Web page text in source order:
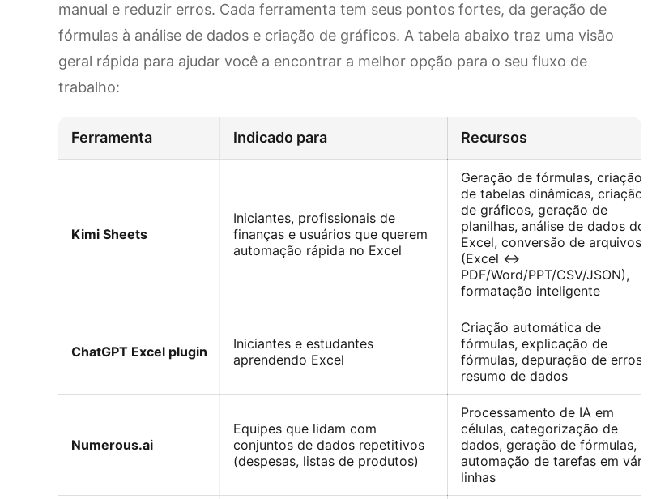
manual e reduzir erros. Cada ferramenta tem seus pontos fortes, da geração de
fórmulas à análise de dados e criação de gráficos. A tabela abaixo traz uma visão
geral rápida para ajudar você a encontrar a melhor opção para o seu fluxo de
trabalho:
Ferramenta Indicado para Recursos
Kimi Sheets
Iniciantes, profissionais de
finanças e usuários que querem
automação rápida no Excel
Geração de fórmulas, criação
de tabelas dinâmicas, criação
de gráficos, geração de
planilhas, análise de dados do
Excel, conversão de arquivos
(Excel ↔
PDF/Word/PPT/CSV/JSON),
formatação inteligente
ChatGPT Excel plugin
Iniciantes e estudantes
aprendendo Excel
Criação automática de
fórmulas, explicação de
fórmulas, depuração de erros,
resumo de dados
Numerous.ai
Equipes que lidam com
conjuntos de dados repetitivos
(despesas, listas de produtos)
Processamento de IA em
células, categorização de
dados, geração de fórmulas,
automação de tarefas em várias
linhas